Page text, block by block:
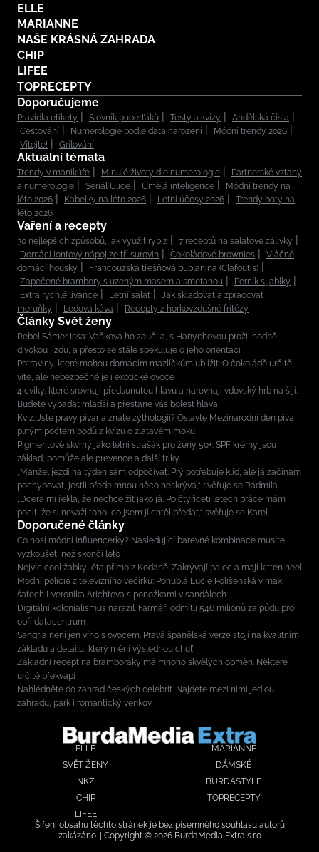
ELLE
MARIANNE
NAŠE KRÁSNÁ ZAHRADA
CHIP
LIFEE
TOPRECEPTY
Doporučujeme
Pravidla etikety Slovník puberťáků Testy a kvízy
Andělská čísla
Cestování
Numerologie podle data narození
Módní trendy 2026
Vítejte!
Grilování
Aktuální témata
Trendy v manikúře Minulé životy dle numerologie
Partnerské vztahy
a numerologie
Seriál Ulice Umělá inteligence
Módní trendy na
léto 2026
Kabelky na léto 2026 Letní účesy 2026
Trendy boty na
léto 2026
Vaření a recepty
30 nejlepších způsobů, jak využít rybíz
7 receptů na salátové zálivky
Domácí iontový nápoj ze tří surovin
Čokoládové brownies
Vláčné
domácí housky
Francouzská třešňová bublanina (Clafoutis)
Zapečené brambory s uzeným masem a smetanou
Perník s jablky
Extra rychlé lívance
Letní salát
Jak skladovat a zpracovat
meruňky
Ledová káva Recepty z horkovzdušné fritézy
Články Svět ženy
Rebel Sámer Issa: Vaňková ho zaučila, s Hanychovou prožil hodně
divokou jízdu, a přesto se stále spekuluje o jeho orientaci
Potraviny, které mohou domácím mazlíčkům ublížit: O čokoládě určitě
víte, ale nebezpečné je i exotické ovoce
4 cviky, které srovnají předsunutou hlavu a narovnají vdovský hrb na šíji.
Budete vypadat mladší a přestane vás bolest hlava
Kvíz: Jste pravý pivař a znáte zythologii? Oslavte Mezinárodní den piva
plným počtem bodů z kvízu o zlatavém moku
Pigmentové skvrny jako letní strašák pro ženy 50+: SPF krémy jsou
základ, pomůže ale prevence a další triky
„Manžel jezdí na týden sám odpočívat. Prý potřebuje klid, ale já začínám
pochybovat, jestli přede mnou něco neskrývá,“ svěřuje se Radmila
„Dcera mi řekla, že nechce žít jako já. Po čtyřiceti letech práce mám
pocit, že si neváží toho, co jsem jí chtěl předat,“ svěřuje se Karel
Doporučené články
Co nosí módní influencerky? Následující barevné kombinace musíte
vyzkoušet, než skončí léto
Nejvíc cool žabky léta přímo z Kodaně. Zakrývají palec a mají kitten heel
Módní policie z televizního večírku: Pohublá Lucie Polišenská v maxi
šatech i Veronika Arichteva s ponožkami v sandálech
Digitální kolonialismus narazil. Farmáři odmítli 546 milionů za půdu pro
obří datacentrum
Sangria není jen víno s ovocem. Pravá španělská verze stojí na kvalitním
základu a detailu, který mění výslednou chuť
Základní recept na bramboráky má mnoho skvělých obměn. Některé
určitě překvapí
Nahlédněte do zahrad českých celebrit. Najdete mezi nimi jedlou
zahradu, park i romantický venkov
ELLE
MARIANNE
SVĚT ŽENY
DÁMSKÉ
NKZ
BURDASTYLE
CHIP
TOPRECEPTY
LIFEE
Šíření obsahu těchto stránek je bez písemného souhlasu autorů
zakázáno. | Copyright © 2026 BurdaMedia Extra s.r.o